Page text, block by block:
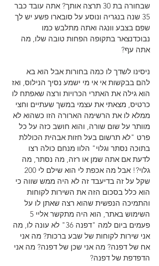
שבחורה בת 30 תרצה אותך? אתה עובד כבר
35 שנה בנגריה ונוסע על סובארו פשע יש לך
שפם בצבע וונגה ואתה מתלבש כמו
נבוכדנצאר בתקופה הפחות טובה שלו, מה
אתה עף?
ניסינו לשדך לו כמה בחורות אבל הוא בא
להם בבקשות אי אי מי ישמע נסיך הנילוס, ואז
הוא גילה את האתרי הכרויות ורצה שאפתח לו
כרטיס, מצאתי את עצמי במשך שעתיים וחצי
ממלא לו את הרשימה הארורה הזו כשהוא לא
מוותר על שום שורה, והוא חושב כזה על כל
פרט "לא תרשום בעל חזות אבהית הכוללת
בתוכה נסתר וגלוי" הלוו מנחם כולה רצו
לדעת אם אתה שמן או רזה, מה נסתר, מה
שקל על זה בדיעבד זה לא היה ממש שווה כי
הוא כלל בסכום הזה את השירות לקוחות
והתמיכה הנפשית שהוא רצה שאתן לו על
פעמים ביום למה "דפנה 36" לא עונה לו, מה
אני שירות לקוחות של שבע ברכות? מה אני
אח של דפנה? מה אני שכן של דפנה? מה אני
הדפדפת של דפנה?